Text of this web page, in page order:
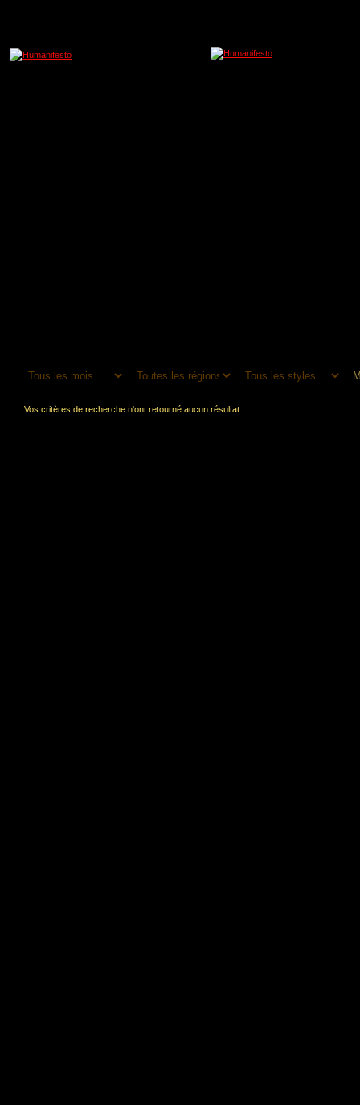
Vos critères de recherche n'ont retourné aucun résultat.